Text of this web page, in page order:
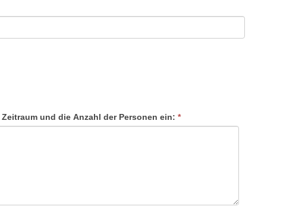
und die Anzahl der Personen ein: *